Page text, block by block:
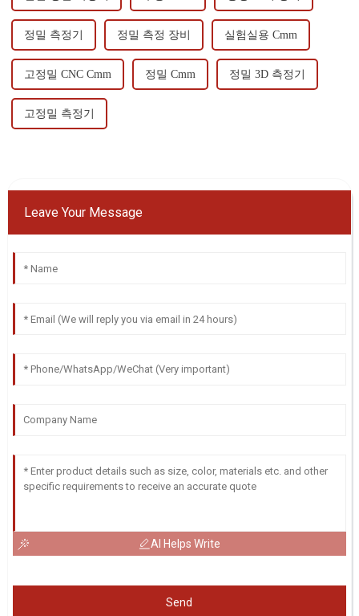
정밀 측정기 정밀 측정 장비 실험실용 Cmm
고정밀 CNC Cmm 정밀 Cmm 정밀 3D 측정기
고정밀 측정기
Leave Your Message
AI Helps Write
Send